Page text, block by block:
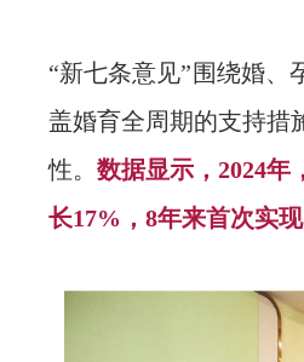
“新七条意见”围绕婚、
盖婚育全周期的支持措
性。 数据显示，2024年
长17%，8年来首次实现